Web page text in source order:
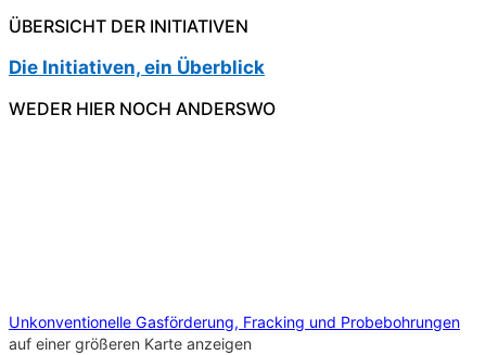
ÜBERSICHT DER INITIATIVEN
Die Initiativen, ein Überblick
WEDER HIER NOCH ANDERSWO
Unkonventionelle Gasförderung, Fracking und Probebohrungen
auf einer größeren Karte anzeigen